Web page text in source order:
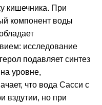
кишечника. При
компонент воды
исследование
подавляет синтез
уровне,
что вода Сасси с
вздутии, но при